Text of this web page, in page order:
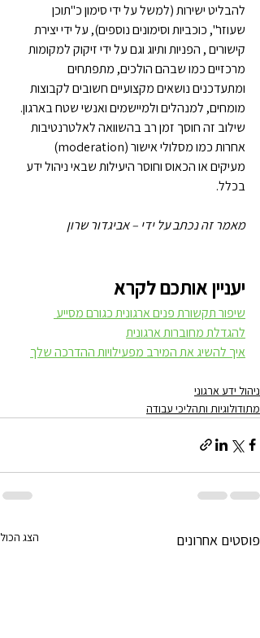
להבליט ישירות (למשל על ידי סימון כ"תוכן
שעוזר", כוכביות וסימונים נוספים), על ידי יצירת
קישורים , הפניות ותיוג וגם על ידי זיקוק למקומות
מרכזיים כמו שבהם הולכים, מתפתחים
ומתעדכנים נושאים מקצועיים חשובים לקבוצות
מומחים, למנהלים ולמיישמים ואנשי שטח בארגון.
שילוב זה חוסך זמן רב בהשוואה לאלטרנטיבות
אחרות כמו מסלולי אישור (moderation)
מעיקים או הכאוס וחוסר היעילות שבאי ניהול ידע
בכלל.
מאמר זה נכתב על ידי – אביגדור שרון
יעניין אותכם לקרא
שיפור תקשורת פנים ארגונית כגורם מסייע
להגדלת מחוברות ארגונית
איך להשיג את המירב מפעילויות ההדרכה שלך
ניהול ידע ארגוני
מתודולוגיות ותהליכי עבודה
פוסטים אחרונים הצג הכול